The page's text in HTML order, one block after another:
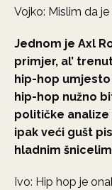
Vojko: Mislim da
Jednom je Axl
primjer, al’
hip-hop
hip-hop nužno
političke analize
ipak veći gušt
hladnim
Ivo: Hip hop je